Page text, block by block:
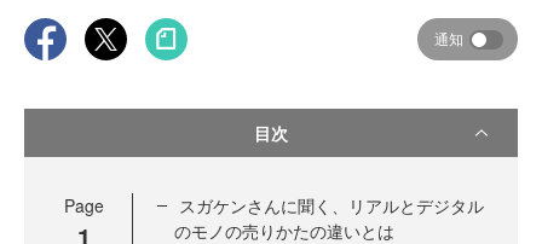
通知
目次
Page
1
スガケンさんに聞く、リアルとデジタル
のモノの売りかたの違いとは